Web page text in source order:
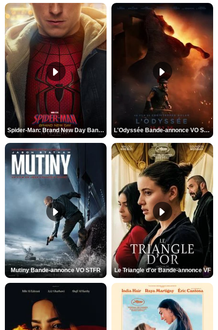
Spider-Man: Brand New Day Bande-annonce VO STFR L'Odyssée Bande-annonce VO STFR
Mutiny Bande-annonce VO STFR Le Triangle d'or Bande-annonce VF